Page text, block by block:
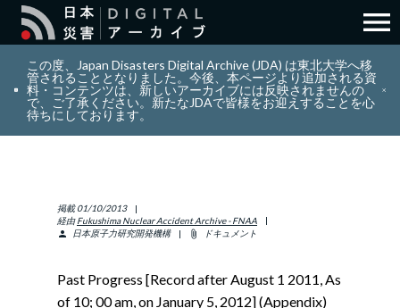
search 検索
layers コレクション
info_outline リソース
menu
この度、Japan Disasters Digital Archive (JDA) は東北大学へ移
管されることとなりました。今後、本ページより追加される資
料・コンテンツは、新しいアーカイブには反映されませんの
で、ご了承ください。新たなJDAで皆様をお迎えすることを心
待ちにしております。
掲載 01/10/2013
経由 Fukushima Nuclear Accident Archive - FNAA
person
日本原子力研究開発機構 attach_file ドキュメント
Past Progress [Record after August 1 2011, As
of 10; 00 am, on January 5, 2012] (Appendix)